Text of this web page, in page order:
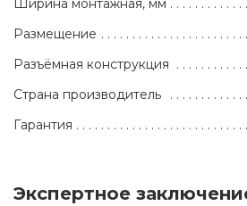
Ширина монтажная, мм
Размещение
Разъёмная конструкция
Страна производитель
Гарантия
Экспертное